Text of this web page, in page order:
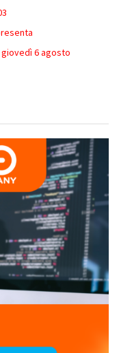
giovedì 6 agosto